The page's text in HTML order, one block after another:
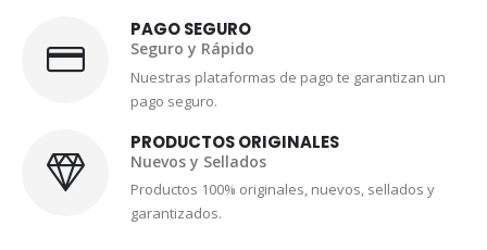
PAGO SEGURO
Seguro y Rápido
Nuestras plataformas de pago te garantizan un
pago seguro.
PRODUCTOS ORIGINALES
Nuevos y Sellados
Productos 100% originales, nuevos, sellados y
garantizados.